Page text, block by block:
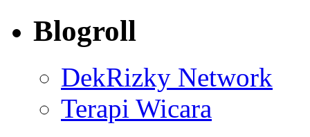
Blogroll
DekRizky Network
Terapi Wicara